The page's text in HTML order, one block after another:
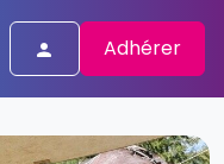
Adhérer